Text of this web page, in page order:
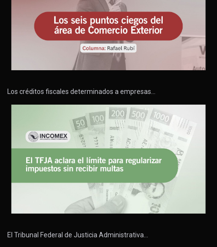
Los créditos fiscales determinados a empresas…
El Tribunal Federal de Justicia Administrativa…